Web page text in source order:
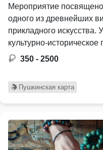
Мероприятие
одного из древнейших
прикладного искусства.
культурно-
350 - 2500
Пушкинская карта